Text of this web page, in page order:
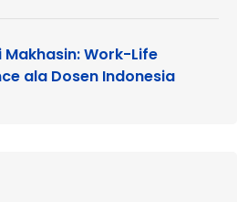
Makhasin: Work-Life
ala Dosen Indonesia